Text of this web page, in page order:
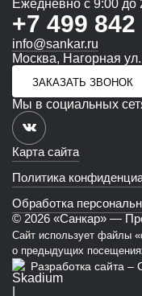
Ежедневно с 9:00 до
+7 499 842
info@sankar.ru
Москва, Нагорная
ЗАКАЗАТЬ ЗВОНОК
Мы в социальных
Карта сайта
Политика
Обработка
© 2026 «Санкар» —
Сайт использует файлы
о предыдущих
Разработка сайта –